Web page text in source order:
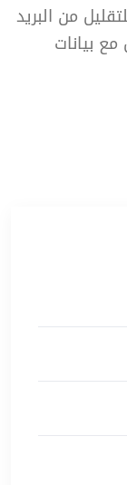
من البريد
بيانات